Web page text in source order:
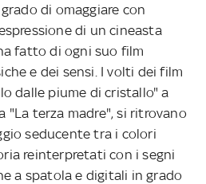
di omaggiare con
di un cineasta
fatto di ogni suo film
e dei sensi. I volti dei film
dalle piume di cristallo" a
"La terza madre", si ritrovano
seducente tra i colori
reinterpretati con i segni
a spatola e digitali in grado